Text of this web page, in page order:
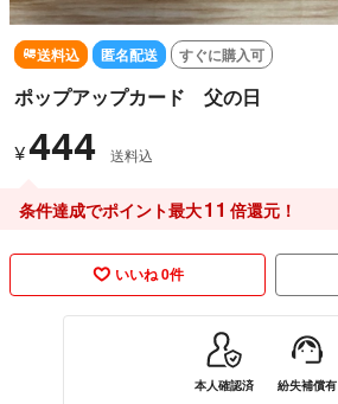
送料込 匿名配送 すぐに購入可
ポップアップカード 父の日
¥444 送料込
条件達成でポイント最大11 倍還元！
いいね 0件
本人確認済 紛失補償有